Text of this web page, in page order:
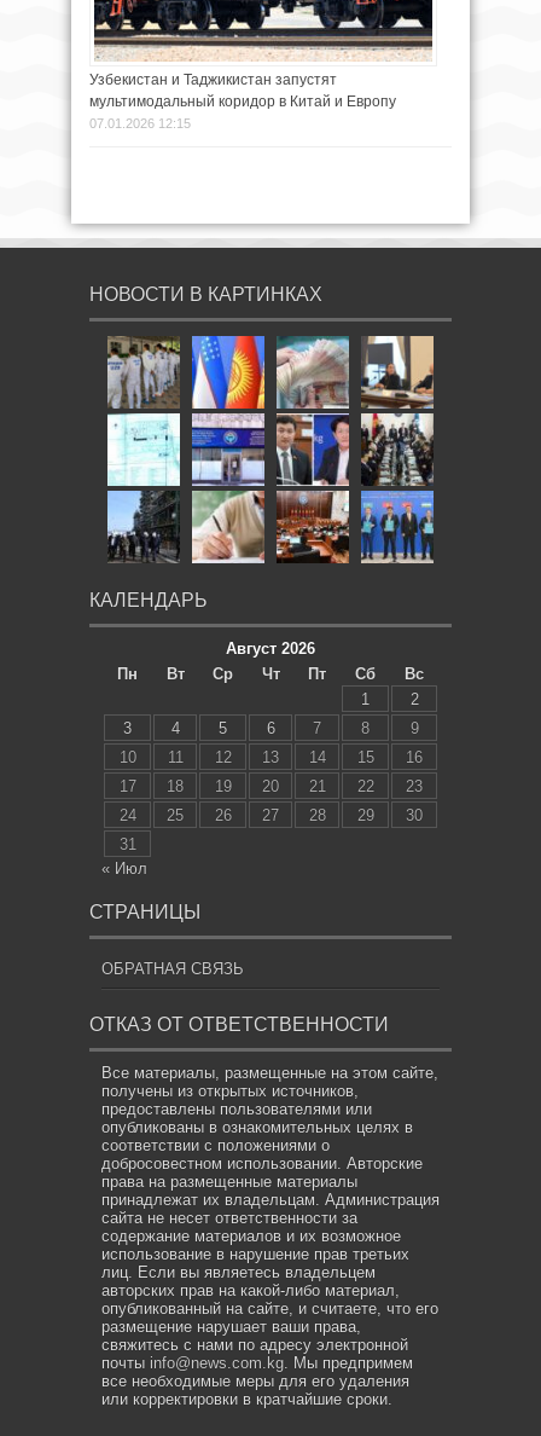
Узбекистан и Таджикистан запустят
мультимодальный коридор в Китай и Европу
07.01.2026 12:15
НОВОСТИ В КАРТИНКАХ
КАЛЕНДАРЬ
Август 2026
Пн
Вт Ср Чт Пт Сб
Вс
1
2
3
4 5 6 7 8
9
10
11 12 13 14 15
16
17
18 19 20 21 22
23
24
25 26 27 28 29
30
31
« Июл
СТРАНИЦЫ
ОБРАТНАЯ СВЯЗЬ
ОТКАЗ ОТ ОТВЕТСТВЕННОСТИ
Все материалы, размещенные на этом сайте,
получены из открытых источников,
предоставлены пользователями или
опубликованы в ознакомительных целях в
соответствии с положениями о
добросовестном использовании. Авторские
права на размещенные материалы
принадлежат их владельцам. Администрация
сайта не несет ответственности за
содержание материалов и их возможное
использование в нарушение прав третьих
лиц. Если вы являетесь владельцем
авторских прав на какой-либо материал,
опубликованный на сайте, и считаете, что его
размещение нарушает ваши права,
свяжитесь с нами по адресу электронной
почты info@news.com.kg . Мы предпримем
все необходимые меры для его удаления
или корректировки в кратчайшие сроки.